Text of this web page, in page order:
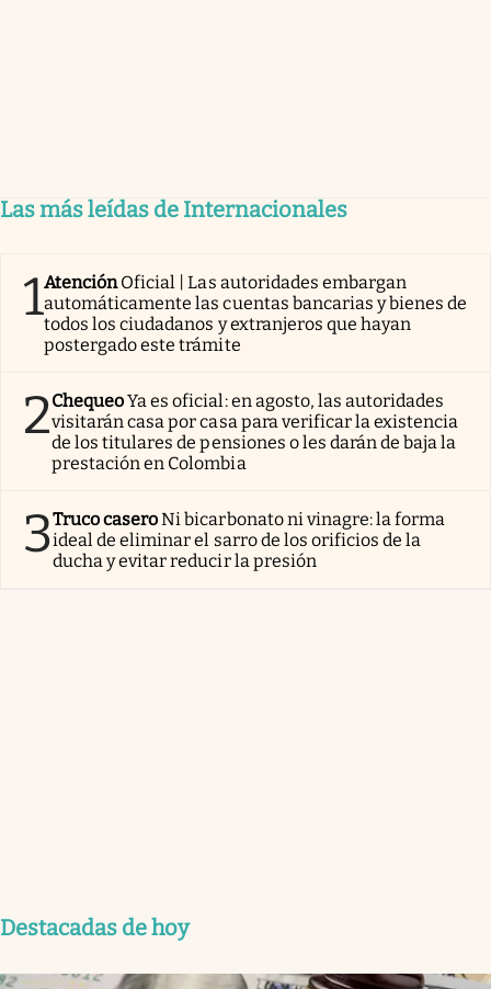
Las más leídas de Internacionales
1AtenciónOficial | Las autoridades embargan
automáticamente las cuentas bancarias y bienes de
todos los ciudadanos y extranjeros que hayan
postergado este trámite
2ChequeoYa es oficial: en agosto, las autoridades
visitarán casa por casa para verificar la existencia
de los titulares de pensiones o les darán de baja la
prestación en Colombia
3Truco caseroNi bicarbonato ni vinagre: la forma
ideal de eliminar el sarro de los orificios de la
ducha y evitar reducir la presión
Destacadas de hoy